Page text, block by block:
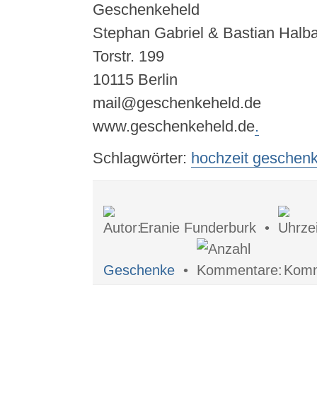
Geschenkeheld
Stephan Gabriel & Bastian
Torstr. 199
10115 Berlin
mail@geschenkeheld.de
www.geschenkeheld.de.
Schlagwörter: hochzeit
Eranie Funderburk •
Geschenke•